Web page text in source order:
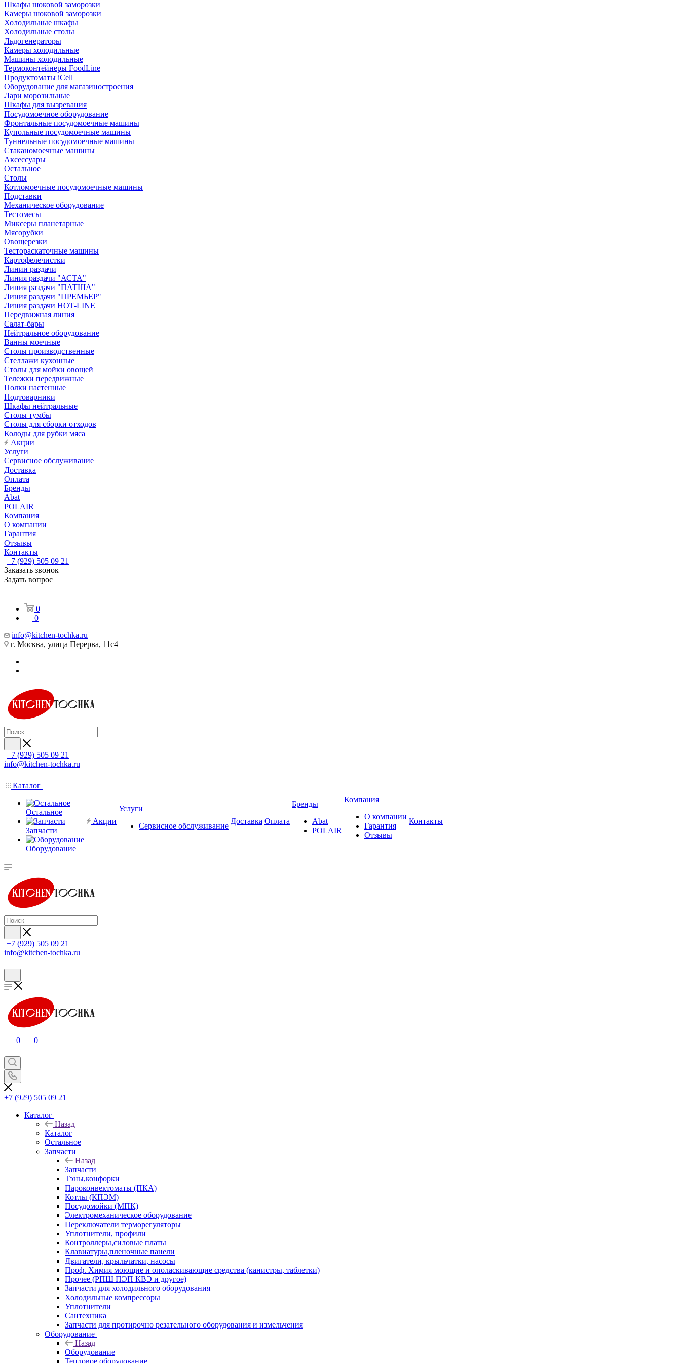
Шкафы шоковой заморозки
Камеры шоковой заморозки
Холодильные шкафы
Холодильные столы
Льдогенераторы
Камеры холодильные
Машины холодильные
Термоконтейнеры FoodLine
Продуктоматы iCell
Оборудование для магазиностроения
Лари морозильные
Шкафы для вызревания
Посудомоечное оборудование
Фронтальные посудомоечные машины
Купольные посудомоечные машины
Туннельные посудомоечные машины
Стаканомоечные машины
Аксессуары
Остальное
Столы
Котломоечные посудомоечные машины
Подставки
Механическое оборудование
Тестомесы
Миксеры планетарные
Мясорубки
Овощерезки
Тестораскаточные машины
Картофелечистки
Линии раздачи
Линия раздачи "АСТА"
Линия раздачи "ПАТША"
Линия раздачи "ПРЕМЬЕР"
Линия раздачи HOT-LINE
Передвижная линия
Салат-бары
Нейтральное оборудование
Ванны моечные
Столы производственные
Стеллажи кухонные
Столы для мойки овощей
Тележки передвижные
Полки настенные
Подтоварники
Шкафы нейтральные
Столы тумбы
Столы для сборки отходов
Колоды для рубки мяса
Акции
Услуги
Сервисное обслуживание
Доставка
Оплата
Бренды
Abat
POLAIR
Компания
О компании
Гарантия
Отзывы
Контакты
+7 (929) 505 09 21
Заказать звонок
Задать вопрос
0
0
info@kitchen-tochka.ru
г. Москва, улица Перерва, 11с4
+7 (929) 505 09 21
info@kitchen-tochka.ru
Каталог
Остальное
Запчасти
Оборудование
Акции
Услуги
Сервисное обслуживание
Доставка Оплата
Бренды
Abat
POLAIR
Компания
О компании
Гарантия
Отзывы
Контакты
+7 (929) 505 09 21
info@kitchen-tochka.ru
0 0
+7 (929) 505 09 21
Каталог
Назад
Каталог
Остальное
Запчасти
Назад
Запчасти
Тэны,конфорки
Пароконвектоматы (ПКА)
Котлы (КПЭМ)
Посудомойки (МПК)
Электромеханическое оборудование
Переключатели терморегуляторы
Уплотнители, профили
Контроллеры,силовые платы
Клавиатуры,пленочные панели
Двигатели, крыльчатки, насосы
Проф. Химия моющие и ополаскивающие средства (канистры, таблетки)
Прочее (РПШ ПЭП КВЭ и другое)
Запчасти для холодильного оборудования
Холодильные компрессоры
Уплотнители
Сантехника
Запчасти для протирочно резательного оборудования и измельчения
Оборудование
Назад
Оборудование
Тепловое оборудование